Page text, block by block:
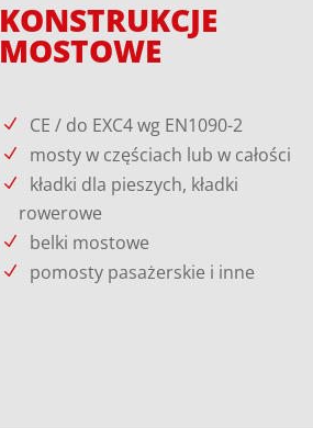
KONSTRUKCJE
MOSTOWE
CE / do EXC4 wg EN1090-2
mosty w częściach lub w całości
kładki dla pieszych, kładki
rowerowe
belki mostowe
pomosty pasażerskie i inne